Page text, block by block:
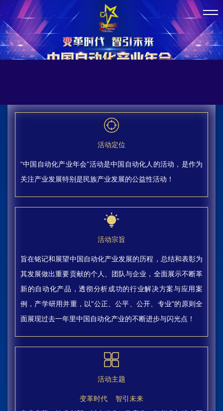
活动定位
“中国自动化产业年会”活动是中国自动化人的活动，是作为
关注产业发展特别是民族产业发展的公益性活动！
活动宗旨
旨在铭记和展望中国自动化产业发展的历程，总结和表彰为
其发展做出重要贡献的个人、团队与企业，全面展示不断革
新的自动化产品，透彻分析成功的行业解决方案与应用案
例，产学研用并重，以"公正、公平、公开、专业"的原则全
面展现过去一年里中国自动化产业的不断进步与闪光点！
活动主题
变革时代 智引未来